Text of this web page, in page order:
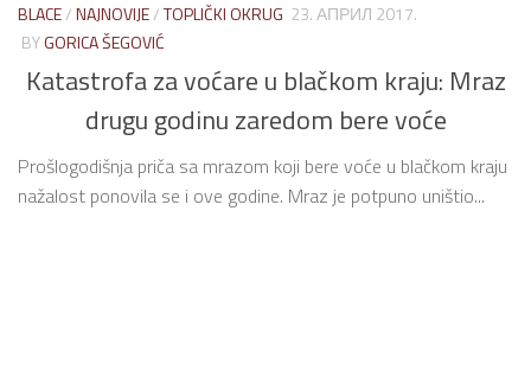
BLACE/NAJNOVIJE/TOPLIČKI OKRUG 23. АПРИЛ 2017.
BYGORICA ŠEGOVIĆ
Katastrofa za voćare u blačkom kraju: Mraz
drugu godinu zaredom bere voće
Prošlogodišnja priča sa mrazom koji bere voće u blačkom kraju
nažalost ponovila se i ove godine. Mraz je potpuno uništio...